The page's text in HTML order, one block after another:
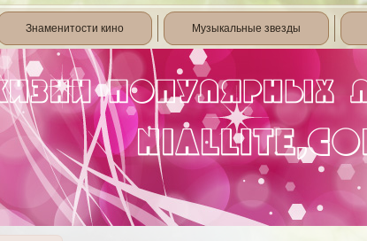
Знаменитости кино Музыкальные звезды